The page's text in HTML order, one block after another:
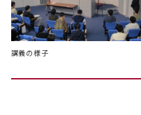
講義の様子